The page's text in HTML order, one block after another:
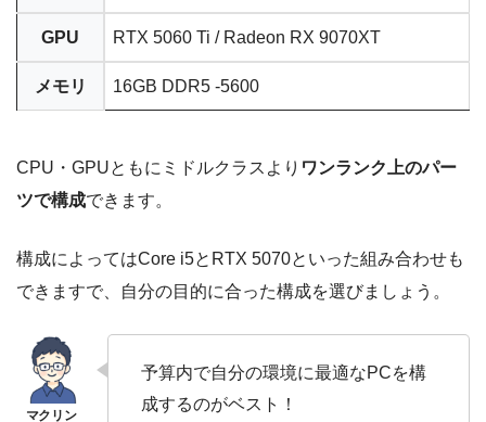
GPU RTX 5060 Ti / Radeon RX 9070XT
メモリ 16GB DDR5 -5600
CPU・GPUともにミドルクラスより ワンランク上のパー
ツで構成できます。
構成によってはCore i5とRTX 5070といった組み合わせも
できますで、自分の目的に合った構成を選びましょう。
予算内で自分の環境に最適なPCを構
成するのがベスト！